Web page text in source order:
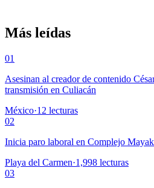
Más leídas
01
Asesinan al creador de contenido
transmisión en Culiacán
México·12 lecturas
02
Inicia paro laboral en Complejo
Playa del Carmen·1,998 lecturas
03